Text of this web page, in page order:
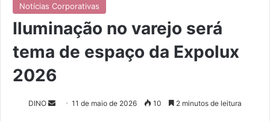
Notícias Corporativas
Iluminação no varejo será
tema de espaço da Expolux
2026
DINO 11 de maio de 2026 10 2 minutos de leitura